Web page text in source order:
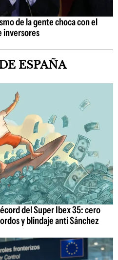
de la gente choca con el
inversores
ESPAÑA
del Super Ibex 35: cero
y blindaje anti Sánchez